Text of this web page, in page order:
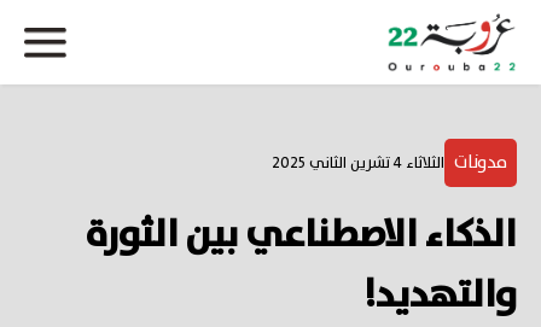
مدونات الثلاثاء 4 تشرين الثاني 2025
الذكاء الاصطناعي بين الثورة
والتهديد!